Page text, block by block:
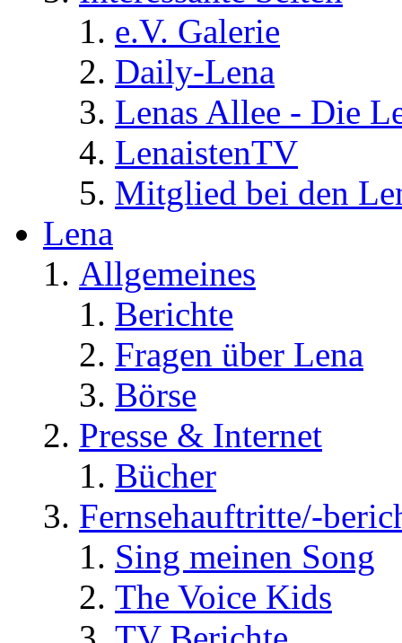
e.V. Galerie
Daily-Lena
Lenas Allee - Die
LenaistenTV
Mitglied bei den
Lena
Allgemeines
Berichte
Fragen über Lena
Börse
Presse & Internet
Bücher
Fernsehauftritte/-
Sing meinen Song
The Voice Kids